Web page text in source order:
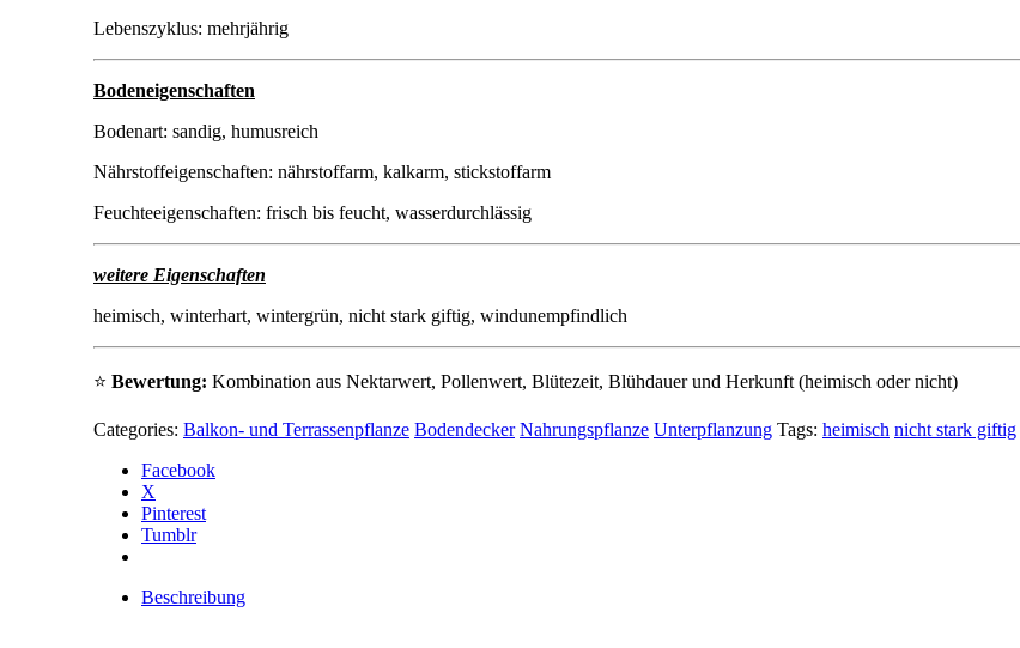
Lebenszyklus: mehrjährig
Bodeneigenschaften
Bodenart: sandig, humusreich
Nährstoffeigenschaften: nährstoffarm, kalkarm, stickstoffarm
Feuchteeigenschaften: frisch bis feucht, wasserdurchlässig
weitere Eigenschaften
heimisch, winterhart, wintergrün, nicht stark giftig, windunempfindlich
⭐ Bewertung: Kombination aus Nektarwert, Pollenwert, Blütezeit, Blühdauer und Herkunft (heimisch oder nicht)
Categories: Balkon- und Terrassenpflanze Bodendecker Nahrungspflanze Unterpflanzung Tags: heimisch nicht stark giftig
Facebook
X
Pinterest
Tumblr
Beschreibung